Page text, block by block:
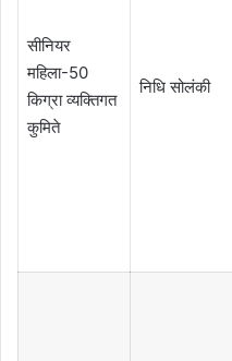
सीनियर
महिला-50
किग्रा व्यक्तिगत
कुमिते
निधि सोलंकी